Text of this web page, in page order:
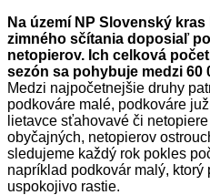
Na území NP Slovenský
zimného sčítania doposiaľ
netopierov. Ich celková
sezón sa pohybuje medzi 60
Medzi najpočetnejšie druhy
podkováre malé, podkováre
lietavce sťahovavé či
obyčajných, netopierov
sledujeme každý rok pokles
napríklad podkovár malý,
uspokojivo rastie.